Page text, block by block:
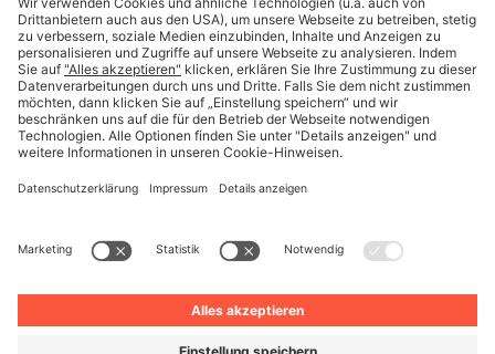
Deutsch